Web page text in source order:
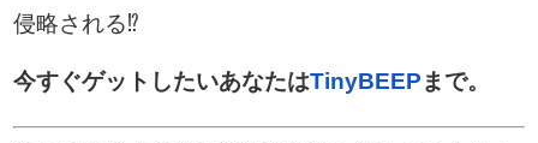
侵略される⁉︎
今すぐゲットしたいあなたはTinyBEEPまで。